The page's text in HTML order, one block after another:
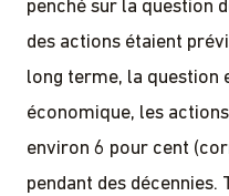
penché sur la question
des actions étaient
long terme, la question
économique, les
environ 6 pour cent
pendant des